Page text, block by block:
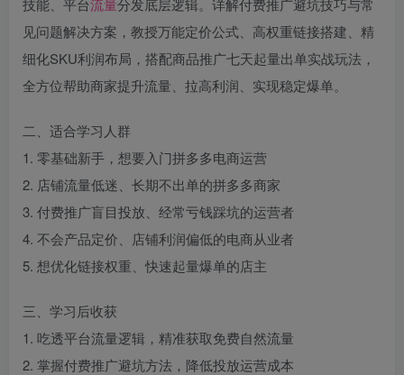
技能、平台流量分发底层逻辑。详解付费推广避坑技巧与常
见问题解决方案，教授万能定价公式、高权重链接搭建、精
细化SKU利润布局，搭配商品推广七天起量出单实战玩法，
全方位帮助商家提升流量、拉高利润、实现稳定爆单。
二、适合学习人群
1. 零基础新手，想要入门拼多多电商运营
2. 店铺流量低迷、长期不出单的拼多多商家
3. 付费推广盲目投放、经常亏钱踩坑的运营者
4. 不会产品定价、店铺利润偏低的电商从业者
5. 想优化链接权重、快速起量爆单的店主
三、学习后收获
1. 吃透平台流量逻辑，精准获取免费自然流量
2. 掌握付费推广避坑方法，降低投放运营成本